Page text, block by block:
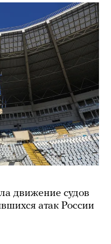
движение судов
атак России